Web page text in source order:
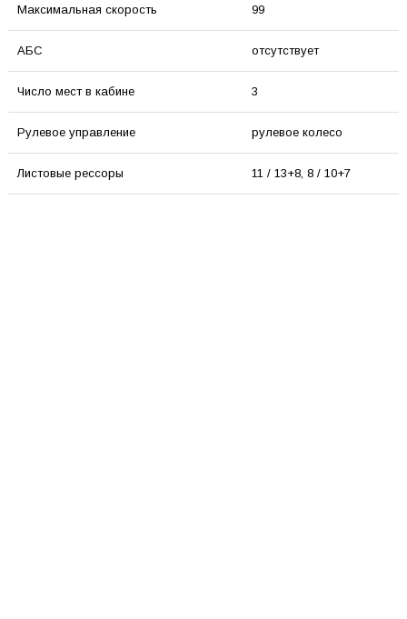
Максимальная скорость 99
АБС отсутствует
Число мест в кабине 3
Рулевое управление рулевое колесо
Листовые рессоры 11 / 13+8, 8 / 10+7